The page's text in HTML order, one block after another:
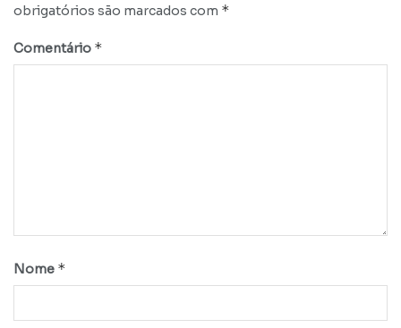
obrigatórios são marcados com *
Comentário *
Nome *